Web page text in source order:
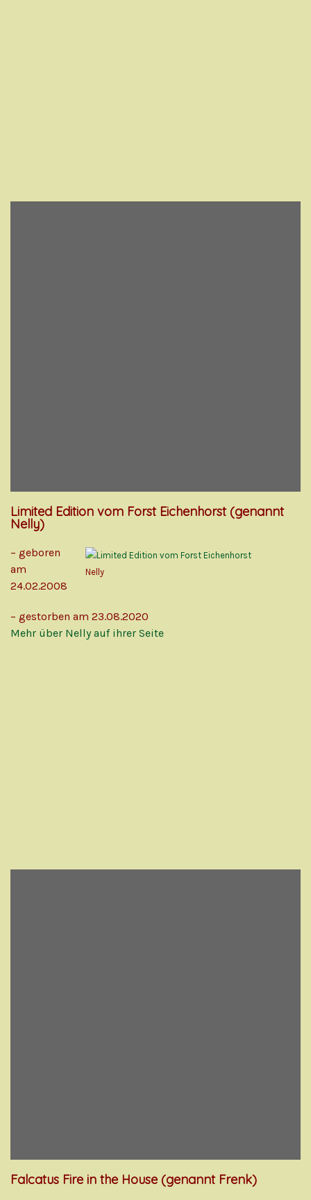
Limited Edition vom Forst Eichenhorst (genannt
Nelly)
Nelly
– geboren
am
24.02.2008
– gestorben am 23.08.2020
Mehr über Nelly auf ihrer Seite
Falcatus Fire in the House (genannt Frenk)